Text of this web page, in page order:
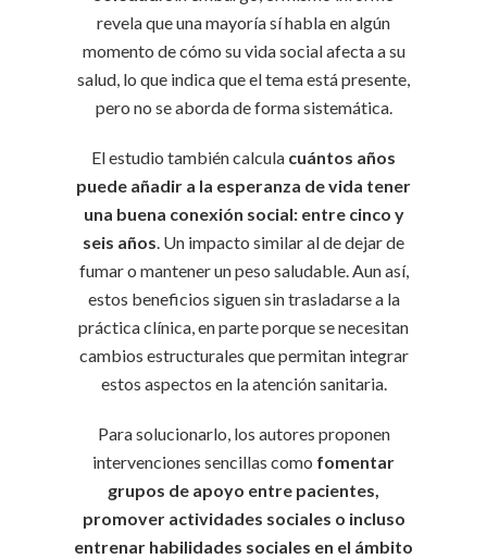
revela que una mayoría sí habla en algún
momento de cómo su vida social afecta a su
salud, lo que indica que el tema está presente,
pero no se aborda de forma sistemática.
El estudio también calcula cuántos años
puede añadir a la esperanza de vida tener
una buena conexión social: entre cinco y
seis años. Un impacto similar al de dejar de
fumar o mantener un peso saludable. Aun así,
estos beneficios siguen sin trasladarse a la
práctica clínica, en parte porque se necesitan
cambios estructurales que permitan integrar
estos aspectos en la atención sanitaria.
Para solucionarlo, los autores proponen
intervenciones sencillas como fomentar
grupos de apoyo entre pacientes,
promover actividades sociales o incluso
entrenar habilidades sociales en el ámbito